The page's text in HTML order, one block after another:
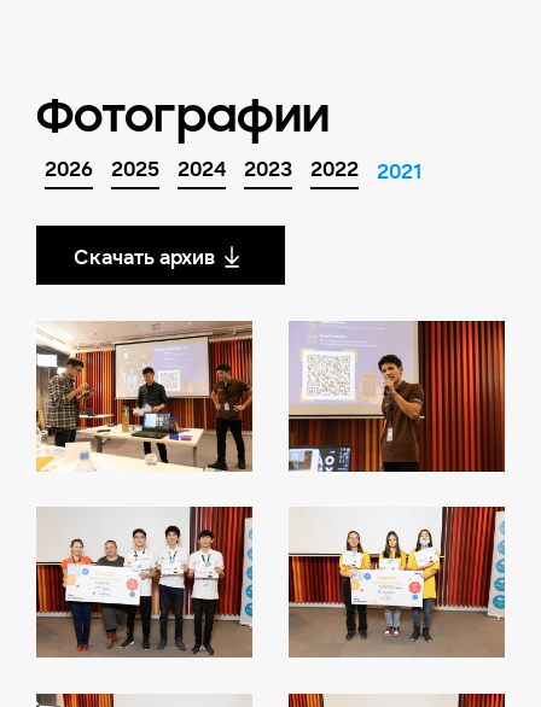
Фотографии
2026 2025 2024 2023 2022 2021
Скачать архив